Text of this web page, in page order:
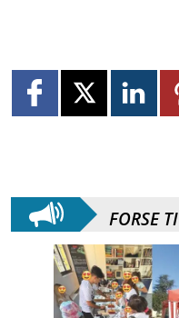
FORSE